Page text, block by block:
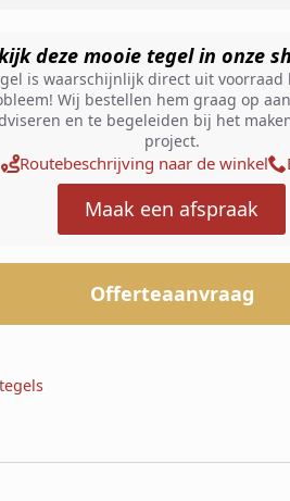
deze mooie tegel in onze
is waarschijnlijk direct uit voorraad
Wij bestellen hem graag op
en te begeleiden bij het
project.
Routebeschrijving naar de winkel
Maak een afspraak
Offerteaanvraag